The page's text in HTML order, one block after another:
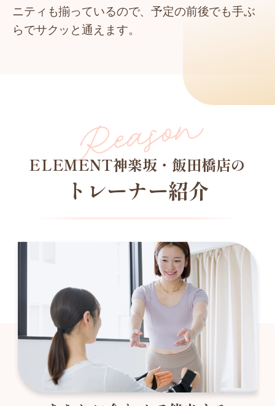
ニティも揃っているので、予定の前後でも手ぶ
らでサクッと通えます。
ELEMENT神楽坂・飯田橋店の
トレーナー紹介